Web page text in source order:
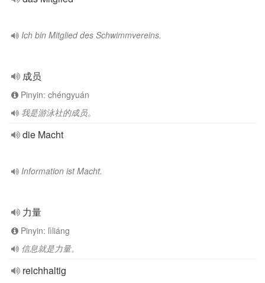
Ich bin Mitglied des Schwimmvereins.
成员
Pinyin: chéngyuán
我是游泳社的成员。
die Macht
Information ist Macht.
力量
Pinyin: lìliáng
信息就是力量。
reichhaltig